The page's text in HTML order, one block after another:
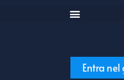
Entra nel